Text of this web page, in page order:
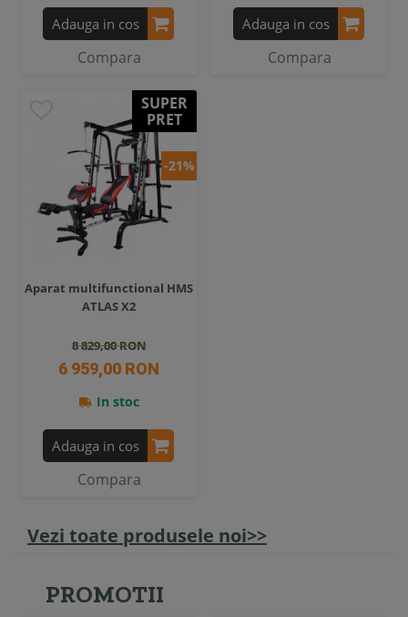
Adauga in cos
Compara
Adauga in cos
Compara
SUPER
PRET
-21%
Aparat multifunctional HMS
ATLAS X2
8 829,00 RON
6 959,00 RON
In stoc
Adauga in cos
Compara
Vezi toate produsele noi>>
PROMOTII